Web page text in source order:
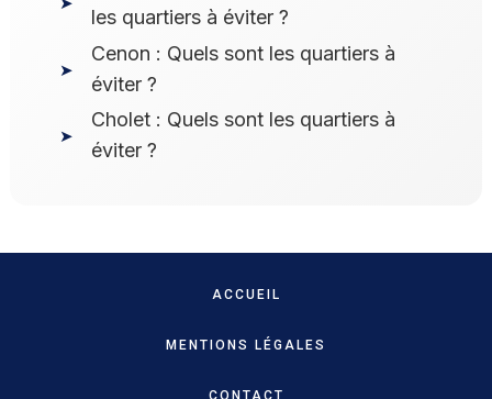
les quartiers à éviter ?
Cenon : Quels sont les quartiers à
éviter ?
Cholet : Quels sont les quartiers à
éviter ?
ACCUEIL
MENTIONS LÉGALES
CONTACT